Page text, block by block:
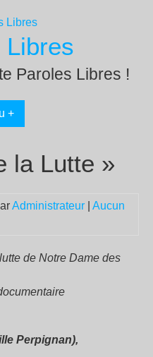
Libres
Paroles Libres !
+
la Lutte »
Administrateur
Aucun
de Notre Dame des
Perpignan),